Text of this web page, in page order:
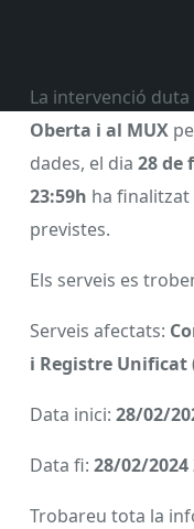
La intervenció
Oberta i al MUX
dades, el dia 28 de
23:59h ha
previstes.
Els serveis es
Serveis afectats:
i Registre Unificat
Data inici: 28/02/
Data fi: 28/02/2024
Trobareu tota la